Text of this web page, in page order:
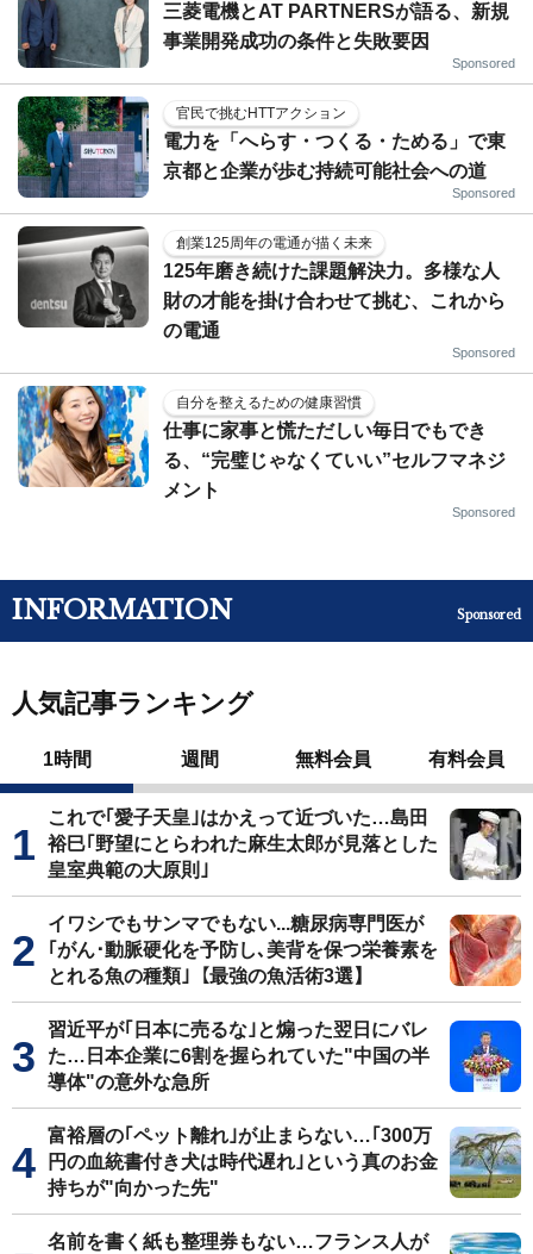
三菱電機とAT PARTNERSが語る、新規
事業開発成功の条件と失敗要因
Sponsored
官民で挑むHTTアクション
電力を「へらす・つくる・ためる」で東
京都と企業が歩む持続可能社会への道
Sponsored
創業125周年の電通が描く未来
125年磨き続けた課題解決力。多様な人
財の才能を掛け合わせて挑む、これから
の電通
Sponsored
自分を整えるための健康習慣
仕事に家事と慌ただしい毎日でもでき
る、“完璧じゃなくていい”セルフマネジ
メント
Sponsored
INFORMATION Sponsored
人気記事ランキング
1時間 週間 無料会員 有料会員
これで｢愛子天皇｣はかえって近づいた…島田
裕巳｢野望にとらわれた麻生太郎が見落とした
皇室典範の大原則｣
イワシでもサンマでもない...糖尿病専門医が
｢がん･動脈硬化を予防し､美背を保つ栄養素を
とれる魚の種類｣【最強の魚活術3選】
習近平が｢日本に売るな｣と煽った翌日にバレ
た…日本企業に6割を握られていた"中国の半
導体"の意外な急所
富裕層の｢ペット離れ｣が止まらない…｢300万
円の血統書付き犬は時代遅れ｣という真のお金
持ちが"向かった先"
名前を書く紙も整理券もない…フランス人が